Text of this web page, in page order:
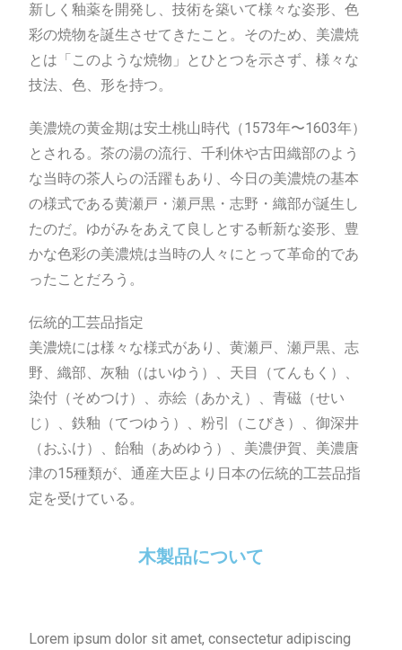
新しく釉薬を開発し、技術を築いて様々な姿形、色
彩の焼物を誕生させてきたこと。そのため、美濃焼
とは「このような焼物」とひとつを示さず、様々な
技法、色、形を持つ。
美濃焼の黄金期は安土桃山時代（1573年〜1603年）
とされる。茶の湯の流行、千利休や古田織部のよう
な当時の茶人らの活躍もあり、今日の美濃焼の基本
の様式である黄瀬戸・瀬戸黒・志野・織部が誕生し
たのだ。ゆがみをあえて良しとする斬新な姿形、豊
かな色彩の美濃焼は当時の人々にとって革命的であ
ったことだろう。
伝統的工芸品指定
美濃焼には様々な様式があり、黄瀬戸、瀬戸黒、志
野、織部、灰釉（はいゆう）、天目（てんもく）、
染付（そめつけ）、赤絵（あかえ）、青磁（せい
じ）、鉄釉（てつゆう）、粉引（こびき）、御深井
（おふけ）、飴釉（あめゆう）、美濃伊賀、美濃唐
津の15種類が、通産大臣より日本の伝統的工芸品指
定を受けている。
木製品について
Lorem ipsum dolor sit amet, consectetur adipiscing